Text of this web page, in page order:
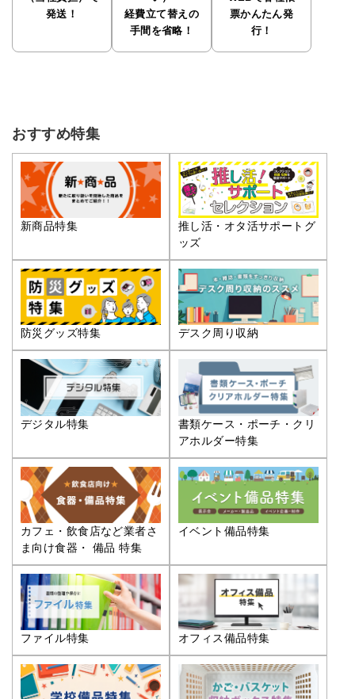
発送！
経費立て替えの
手間を省略！
票かんたん発
行！
おすすめ特集
新商品特集
推し活・オタ活サポートグ
ッズ
防災グッズ特集 デスク周り収納
デジタル特集
書類ケース・ポーチ・クリ
アホルダー特集
カフェ・飲食店など業者さ
ま向け食器・ 備品 特集
イベント備品特集
ファイル特集 オフィス備品特集